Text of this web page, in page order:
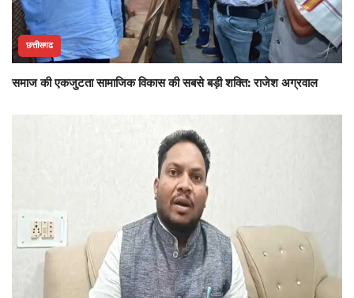
छत्तीसगढ
समाज की एकजुटता सामाजिक विकास की सबसे बड़ी शक्ति: राजेश अग्रवाल